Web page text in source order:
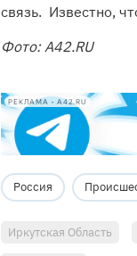
связь. Известно,
Фото: А42.RU
РЕКЛАМА • A42.RU
Россия
Иркутская Область